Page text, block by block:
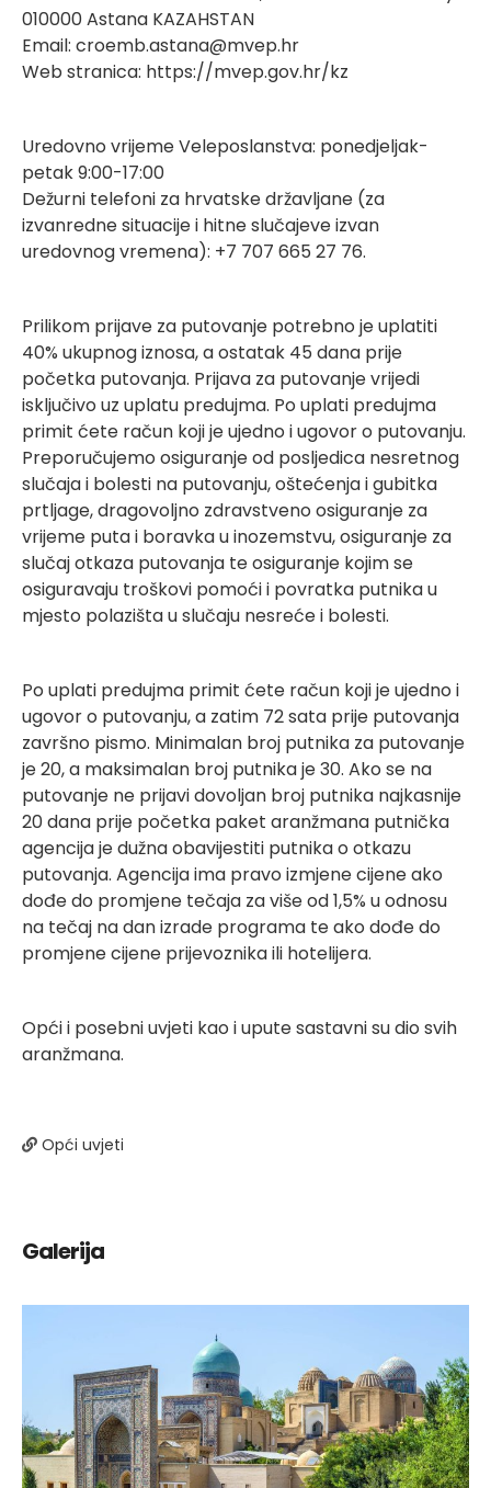
010000 Astana KAZAHSTAN
Email: croemb.astana@mvep.hr
Web stranica: https://mvep.gov.hr/kz
Uredovno vrijeme Veleposlanstva: ponedjeljak-
petak 9:00-17:00
Dežurni telefoni za hrvatske državljane (za
izvanredne situacije i hitne slučajeve izvan
uredovnog vremena): +7 707 665 27 76.
Prilikom prijave za putovanje potrebno je uplatiti
40% ukupnog iznosa, a ostatak 45 dana prije
početka putovanja. Prijava za putovanje vrijedi
isključivo uz uplatu predujma. Po uplati predujma
primit ćete račun koji je ujedno i ugovor o putovanju.
Preporučujemo osiguranje od posljedica nesretnog
slučaja i bolesti na putovanju, oštećenja i gubitka
prtljage, dragovoljno zdravstveno osiguranje za
vrijeme puta i boravka u inozemstvu, osiguranje za
slučaj otkaza putovanja te osiguranje kojim se
osiguravaju troškovi pomoći i povratka putnika u
mjesto polazišta u slučaju nesreće i bolesti.
Po uplati predujma primit ćete račun koji je ujedno i
ugovor o putovanju, a zatim 72 sata prije putovanja
završno pismo. Minimalan broj putnika za putovanje
je 20, a maksimalan broj putnika je 30. Ako se na
putovanje ne prijavi dovoljan broj putnika najkasnije
20 dana prije početka paket aranžmana putnička
agencija je dužna obavijestiti putnika o otkazu
putovanja. Agencija ima pravo izmjene cijene ako
dođe do promjene tečaja za više od 1,5% u odnosu
na tečaj na dan izrade programa te ako dođe do
promjene cijene prijevoznika ili hotelijera.
Opći i posebni uvjeti kao i upute sastavni su dio svih
aranžmana.
Opći uvjeti
Galerija